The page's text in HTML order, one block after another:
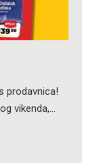
prodavnica!
vikenda,…